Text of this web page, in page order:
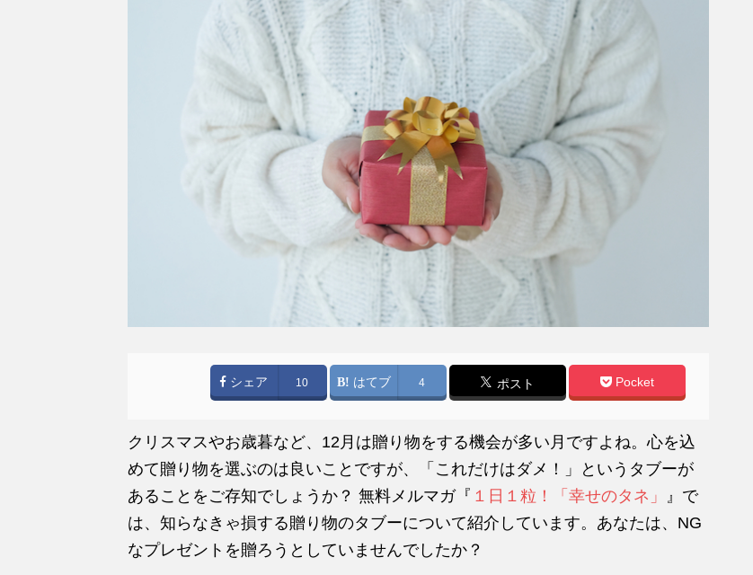
シェア 10 はてブ 4 ポスト Pocket
クリスマスやお歳暮など、12月は贈り物をする機会が多い月ですよね。心を込
めて贈り物を選ぶのは良いことですが、「これだけはダメ！」というタブーが
あることをご存知でしょうか？ 無料メルマガ『 １日１粒！「幸せのタネ」
』で
は、知らなきゃ損する贈り物のタブーについて紹介しています。あなたは、NG
なプレゼントを贈ろうとしていませんでしたか？